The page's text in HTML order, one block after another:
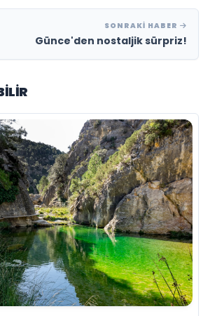
SONRAKI HABER
Günce'den nostaljik sürpriz!